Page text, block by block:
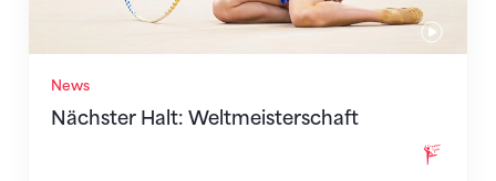
News
Nächster Halt: Weltmeisterschaft